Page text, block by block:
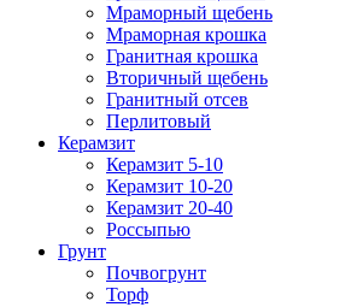
Мраморный щебень
Мраморная крошка
Гранитная крошка
Вторичный щебень
Гранитный отсев
Перлитовый
Керамзит
Керамзит 5-10
Керамзит 10-20
Керамзит 20-40
Россыпью
Грунт
Почвогрунт
Торф